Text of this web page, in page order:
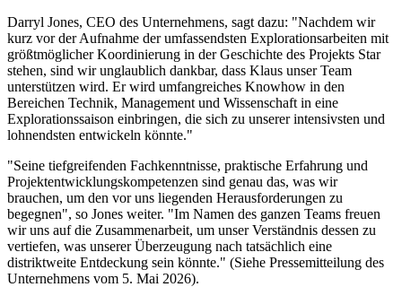
Darryl Jones, CEO des Unternehmens, sagt dazu: "Nachdem wir
kurz vor der Aufnahme der umfassendsten Explorationsarbeiten mit
größtmöglicher Koordinierung in der Geschichte des Projekts Star
stehen, sind wir unglaublich dankbar, dass Klaus unser Team
unterstützen wird. Er wird umfangreiches Knowhow in den
Bereichen Technik, Management und Wissenschaft in eine
Explorationssaison einbringen, die sich zu unserer intensivsten und
lohnendsten entwickeln könnte."
"Seine tiefgreifenden Fachkenntnisse, praktische Erfahrung und
Projektentwicklungskompetenzen sind genau das, was wir
brauchen, um den vor uns liegenden Herausforderungen zu
begegnen", so Jones weiter. "Im Namen des ganzen Teams freuen
wir uns auf die Zusammenarbeit, um unser Verständnis dessen zu
vertiefen, was unserer Überzeugung nach tatsächlich eine
distriktweite Entdeckung sein könnte." (Siehe Pressemitteilung des
Unternehmens vom 5. Mai 2026).